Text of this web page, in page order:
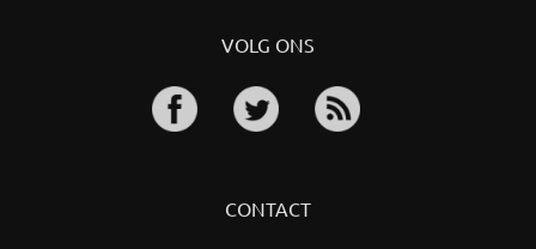
VOLG ONS
CONTACT